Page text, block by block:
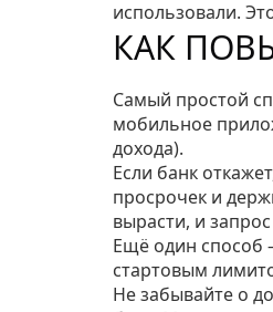
использовали.
КАК
Самый простой
мобильное
дохода).
Если банк
просрочек и
вырасти, и
Ещё один способ
стартовым
Не забывайте о